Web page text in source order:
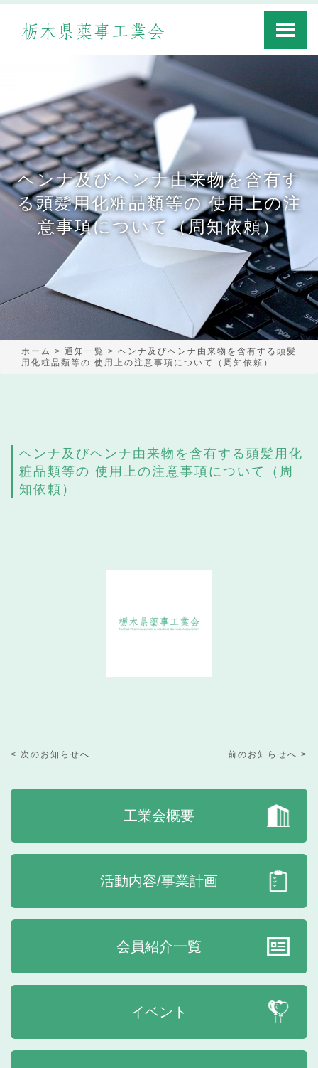
Toggle
ヘンナ及びヘンナ由来物を含有す
る頭髪用化粧品類等の 使用上の注
意事項について（周知依頼）
ホーム > 通知一覧 > ヘンナ及びヘンナ由来物を含有する頭髪
用化粧品類等の 使用上の注意事項について（周知依頼）
ヘンナ及びヘンナ由来物を含有する頭髪用化
粧品類等の 使用上の注意事項について（周
知依頼）
< 次のお知らせへ 前のお知らせへ >
工業会概要
活動内容/事業計画
会員紹介一覧
イベント